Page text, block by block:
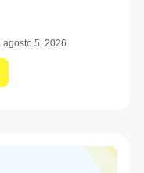
agosto 5, 2026